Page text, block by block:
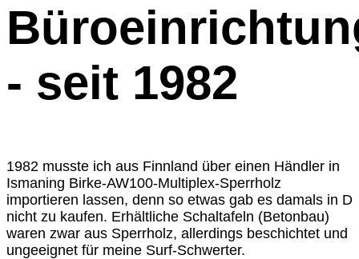
- seit 1982
1982 musste ich aus Finnland über einen Händler in
Ismaning Birke-AW100-Multiplex-Sperrholz
importieren lassen, denn so etwas gab es damals in D
nicht zu kaufen. Erhältliche Schaltafeln (Betonbau)
waren zwar aus Sperrholz, allerdings beschichtet und
ungeeignet für meine Surf-Schwerter.